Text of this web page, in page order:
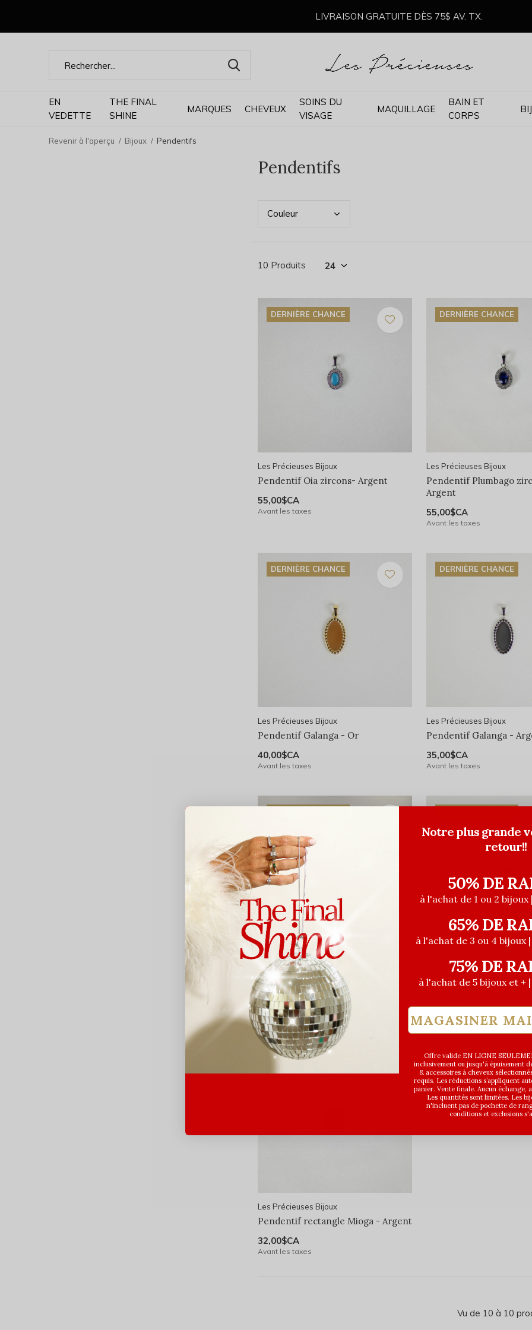
EN
VEDETTE
THE FINAL
SHINE
MARQUES CHEVEUX
SOINS DU
VISAGE
MAQUILLAGE
BAIN ET
CORPS
LIVRAISON GRATUITE DÈS 75$ AV. TX.
Revenir à l'aperçu Bijoux Pendentifs
Pendentifs
Couleur
10 Produits
DERNIÈRE CHANCE
Les Précieuses Bijoux
Pendentif Oia zircons- Argent
55,00$CA
Avant les taxes
DERNIÈRE CHANCE
Les Précieuses Bijoux
Pendentif Plumbago
Argent
55,00$CA
Avant les taxes
DERNIÈRE CHANCE
Les Précieuses Bijoux
Pendentif Galanga - Or
40,00$CA
Avant les taxes
DERNIÈRE CHANCE
Les Précieuses Bijoux
Pendentif Galanga -
35,00$CA
Avant les taxes
Les Précieuses Bijoux
Pendentif zircons Marie - Argent
55,00$CA
Avant les taxes
Les Précieuses Bijoux
Pendentif Dream -
Avant les taxes
DERNIÈRE CHANCE
Les Précieuses Bijoux
Pendentif rectangle Mioga - Argent
32,00$CA
Avant les taxes
Vu de 10 à 10
Notre plus grande
retour!!
50% DE
à l'achat de 1 ou 2 bijoux
65% DE
à l'achat de 3 ou 4 bijoux
75% DE
à l'achat de 5 bijoux et +
MAGASINER
Offre valide EN LIGNE
inclusivement ou jusqu'à épuisement
& accessoires à cheveux
requis. Les réductions s’appliquent
panier. Vente finale. Aucun échange,
Les quantités sont limitées. Les
n'incluent pas de pochette de
conditions et exclusions